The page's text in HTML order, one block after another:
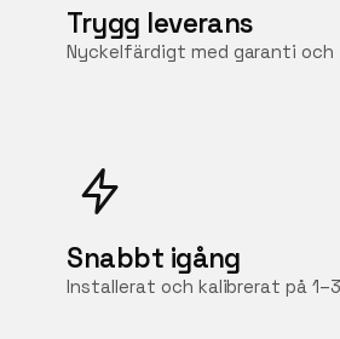
Trygg leverans
Nyckelfärdigt med garanti
Snabbt igång
Installerat och kalibrerat på